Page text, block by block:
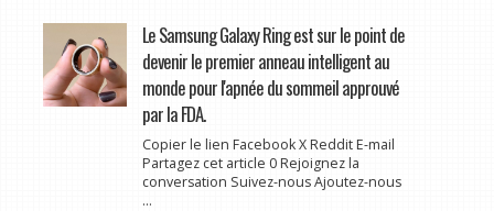
Le Samsung Galaxy Ring est sur le point de
devenir le premier anneau intelligent au
monde pour l'apnée du sommeil approuvé
par la FDA.
Copier le lien Facebook X Reddit E-mail
Partagez cet article 0 Rejoignez la
conversation Suivez-nous Ajoutez-nous
...